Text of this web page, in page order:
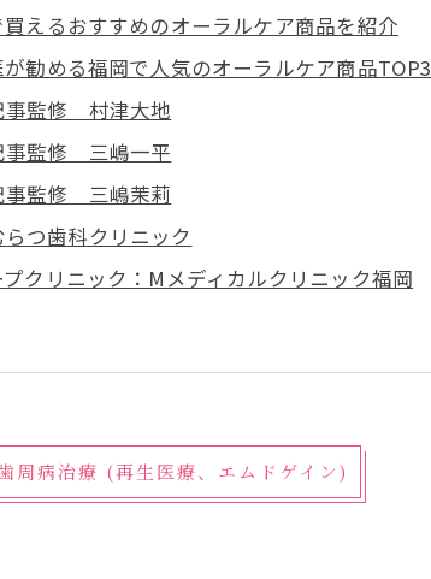
えるおすすめのオーラルケア商品を紹介
勧める福岡で人気のオーラルケア商品TOP3
事監修 村津大地
事監修 三嶋一平
事監修 三嶋茉莉
らつ歯科クリニック
クリニック：Mメディカルクリニック福岡
周病治療 (再生医療、エムドゲイン)